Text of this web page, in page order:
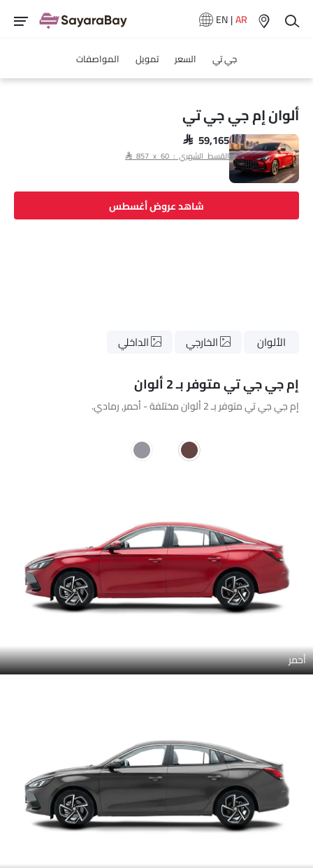
EN|AR
جي تي السعر تمويل المواصفات
ألوان إم جي جي تي
SAR 59,165
القسط الشهري : SAR 857 x 60
شاهد عروض أغسطس
الألوان الخارجي الداخلي
إم جي جي تي متوفر بـ 2 ألوان
إم جي جي تي متوفر بـ 2 ألوان مختلفة - أحمر, رمادي.
أحمر